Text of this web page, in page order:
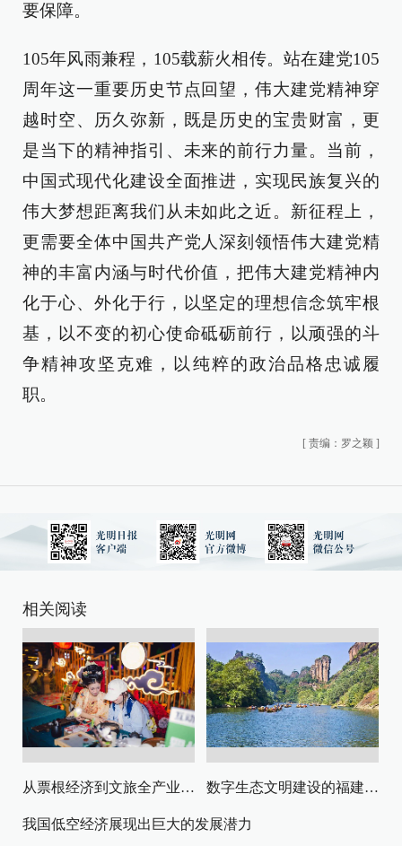
要保障。
105年风雨兼程，105载薪火相传。站在建党105
周年这一重要历史节点回望，伟大建党精神穿
越时空、历久弥新，既是历史的宝贵财富，更
是当下的精神指引、未来的前行力量。当前，
中国式现代化建设全面推进，实现民族复兴的
伟大梦想距离我们从未如此之近。新征程上，
更需要全体中国共产党人深刻领悟伟大建党精
神的丰富内涵与时代价值，把伟大建党精神内
化于心、外化于行，以坚定的理想信念筑牢根
基，以不变的初心使命砥砺前行，以顽强的斗
争精神攻坚克难，以纯粹的政治品格忠诚履
职。
[ 责编：罗之颖 ]
相关阅读
从票根经济到文旅全产业链升级 数字生态文明建设的福建路径与启示
我国低空经济展现出巨大的发展潜力